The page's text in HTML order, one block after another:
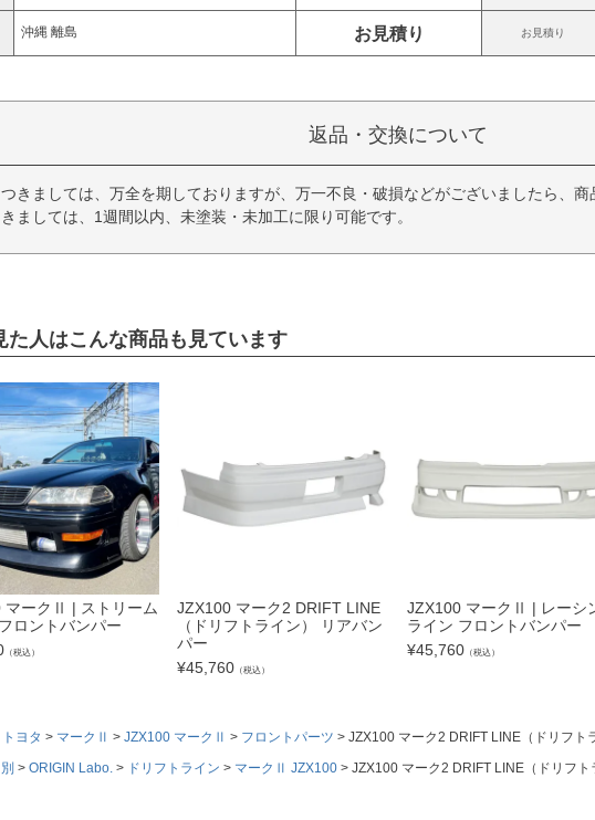
沖縄 離島 お見積り お見積り
返品・交換について
きましては、万全を期しておりますが、万一不良・破損などがございましたら、
ましては、1週間以内、未塗装・未加工に限り可能です。
た人はこんな商品も見ています
マークⅡ | ストリーム
ロントバンパー
（税込）
JZX100 マーク2 DRIFT LINE
（ドリフトライン） リアバン
パー
¥45,760 （税込）
JZX100 マークⅡ | レーシ
ライン フロントバンパー
¥45,760 （税込）
トヨタ マークⅡ JZX100 マークⅡ フロントパーツ
JZX100 マーク2 DRIFT LINE（ドリフト
ORIGIN Labo. ドリフトライン マークⅡ JZX100 JZX100 マーク2 DRIFT LINE（ドリフ